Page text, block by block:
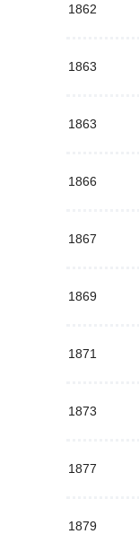
1862
1863
1863
1866
1867
1869
1871
1873
1877
1879